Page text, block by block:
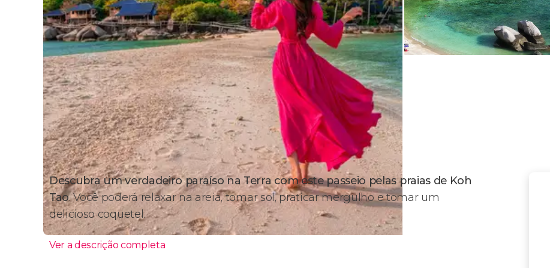
Descubra um verdadeiro paraíso na Terra com este passeio pelas praias de Koh
Tao. Você poderá relaxar na areia, tomar sol, praticar mergulho e tomar um
delicioso coquetel.
Ver a descrição completa